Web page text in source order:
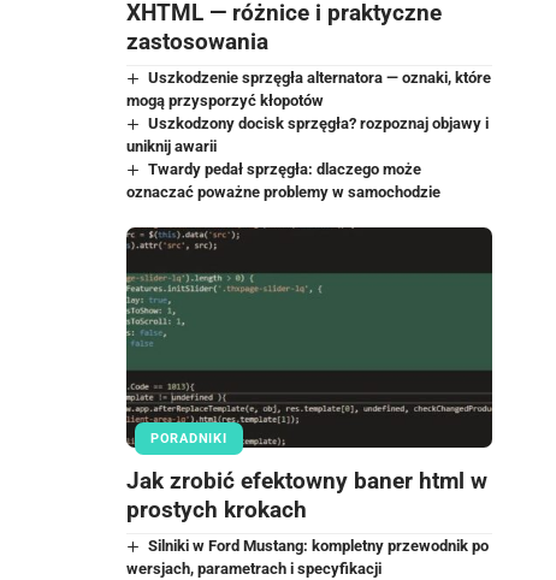
XHTML — różnice i praktyczne
zastosowania
Uszkodzenie sprzęgła alternatora — oznaki, które
mogą przysporzyć kłopotów
Uszkodzony docisk sprzęgła? rozpoznaj objawy i
uniknij awarii
Twardy pedał sprzęgła: dlaczego może
oznaczać poważne problemy w samochodzie
PORADNIKI
Jak zrobić efektowny baner html w
prostych krokach
Silniki w Ford Mustang: kompletny przewodnik po
wersjach, parametrach i specyfikacji